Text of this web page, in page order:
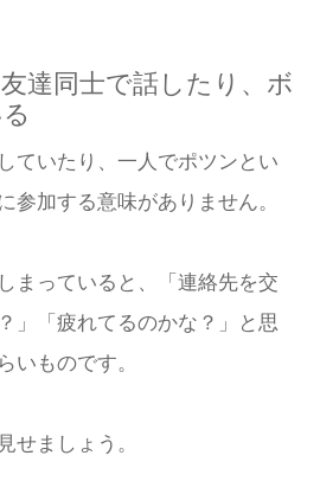
達同士で話したり、ボ
ていたり、一人でポツンとい
参加する意味がありません。
まっていると、「連絡先を交
」「疲れてるのかな？」と思
いものです。
せましょう。